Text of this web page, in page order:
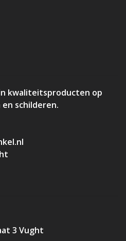
kwaliteitsproducten op
schilderen.
3 Vught